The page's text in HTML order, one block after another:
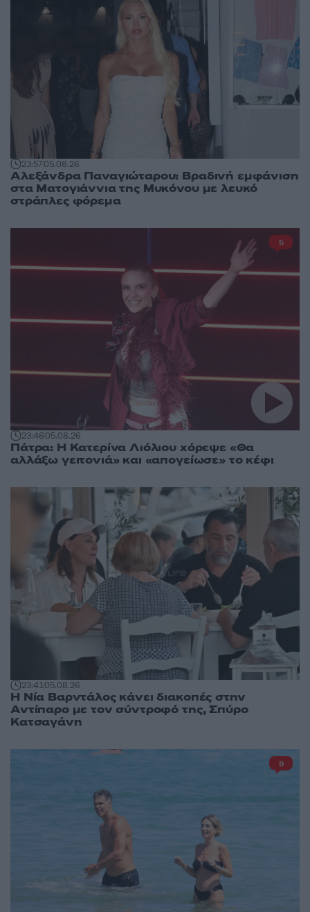
23:5705.08.26
Αλεξάνδρα Παναγιώταρου: Βραδινή εμφάνιση
στα Ματογιάννια της Μυκόνου με λευκό
στράπλες φόρεμα
23:4605.08.26
Πάτρα: Η Κατερίνα Λιόλιου χόρεψε «Θα
αλλάξω γειτονιά» και «απογείωσε» το κέφι
5
23:4105.08.26
Η Νία Βαρντάλος κάνει διακοπές στην
Αντίπαρο με τον σύντροφό της, Σπύρο
Κατσαγάνη
9